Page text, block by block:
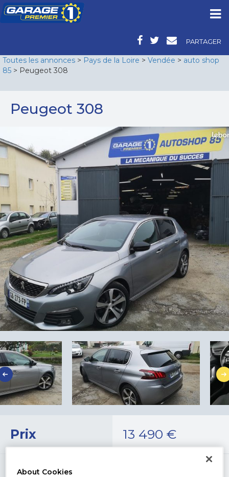
PARTAGER
Toutes les annonces > Pays de la Loire > Vendée > auto shop
85 > Peugeot 308
Peugeot 308
Prix 13 490 €
Marque
About Cookies